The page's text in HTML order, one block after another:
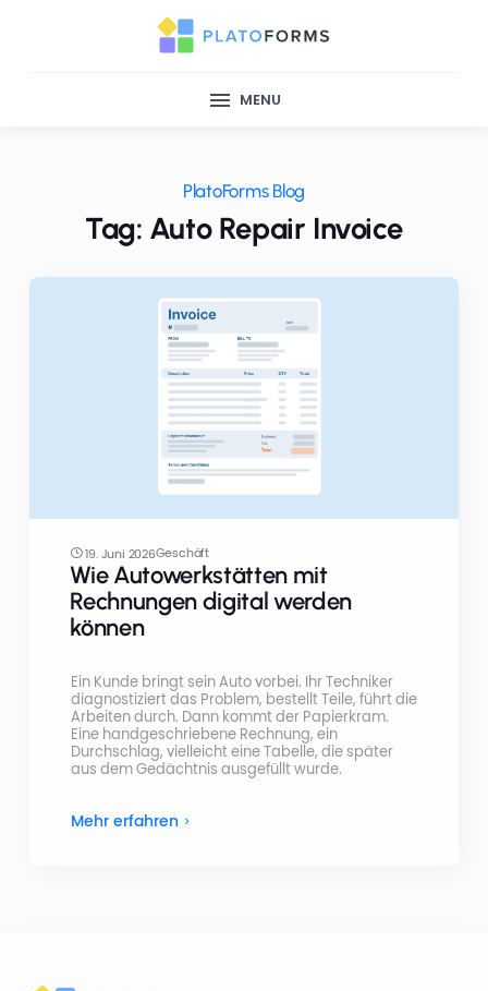
MENU
PlatoForms Blog
Tag: Auto Repair Invoice
19. Juni 2026Geschäft
Wie Autowerkstätten mit
Rechnungen digital werden
können
Ein Kunde bringt sein Auto vorbei. Ihr Techniker
diagnostiziert das Problem, bestellt Teile, führt die
Arbeiten durch. Dann kommt der Papierkram.
Eine handgeschriebene Rechnung, ein
Durchschlag, vielleicht eine Tabelle, die später
aus dem Gedächtnis ausgefüllt wurde.
Mehr erfahren